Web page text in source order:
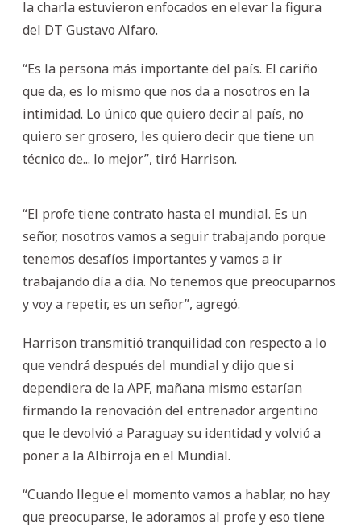
la charla estuvieron enfocados en elevar la figura
del DT Gustavo Alfaro.
“Es la persona más importante del país. El cariño
que da, es lo mismo que nos da a nosotros en la
intimidad. Lo único que quiero decir al país, no
quiero ser grosero, les quiero decir que tiene un
técnico de... lo mejor”, tiró Harrison.
“El profe tiene contrato hasta el mundial. Es un
señor, nosotros vamos a seguir trabajando porque
tenemos desafíos importantes y vamos a ir
trabajando día a día. No tenemos que preocuparnos
y voy a repetir, es un señor”, agregó.
Harrison transmitió tranquilidad con respecto a lo
que vendrá después del mundial y dijo que si
dependiera de la APF, mañana mismo estarían
firmando la renovación del entrenador argentino
que le devolvió a Paraguay su identidad y volvió a
poner a la Albirroja en el Mundial.
“Cuando llegue el momento vamos a hablar, no hay
que preocuparse, le adoramos al profe y eso tiene